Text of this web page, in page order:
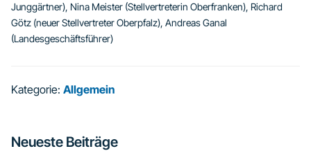
Junggärtner), Nina Meister (Stellvertreterin Oberfranken), Richard
Götz (neuer Stellvertreter Oberpfalz), Andreas Ganal
(Landesgeschäftsführer)
Kategorie: Allgemein
Seitenspalte
Neueste Beiträge